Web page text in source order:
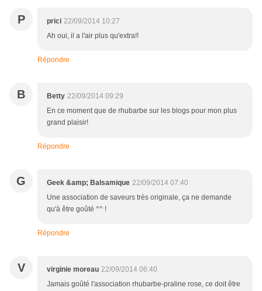
P prici 22/09/2014 10:27
Ah oui, il a l'air plus qu'extra!!
Répondre
B Betty 22/09/2014 09:29
En ce moment que de rhubarbe sur les blogs pour mon plus
grand plaisir!
Répondre
G Geek &amp; Balsamique 22/09/2014 07:40
Une association de saveurs très originale, ça ne demande
qu'à être goûté ^^ !
Répondre
V virginie moreau 22/09/2014 06:40
Jamais goûté l'association rhubarbe-praline rose, ce doit être